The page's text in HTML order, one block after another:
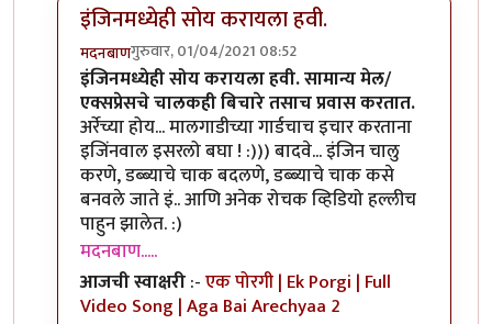
इंजिनमध्येही सोय करायला हवी.
मदनबाणगुरुवार, 01/04/2021 08:52
In reply toम बाbyहेमंतकुमार
इंजिनमध्येही सोय करायला हवी. सामान्य मेल/
एक्सप्रेसचे चालकही बिचारे तसाच प्रवास करतात.
अर्रेच्या होय... मालगाडीच्या गार्डचाच इचार करताना
इजिंनवाल इसरलो बघा ! :))) बादवे... इंजिन चालु
करणे, डब्ब्याचे चाक बदलणे, डब्ब्याचे चाक कसे
बनवले जाते इं.. आणि अनेक रोचक व्हिडियो हल्लीच
पाहुन झालेत. :)
मदनबाण.....
आजची स्वाक्षरी:-एक पोरगी | Ek Porgi | Full
Video Song | Aga Bai Arechyaa 2